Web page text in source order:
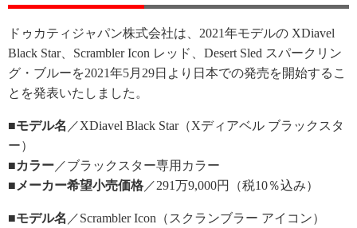
ドゥカティジャパン株式会社は、2021年モデルの XDiavel
Black Star、Scrambler Icon レッド、Desert Sled スパークリン
グ・ブルーを2021年5月29日より日本での発売を開始するこ
とを発表いたしました。
■モデル名 ／XDiavel Black Star（Xディアベル ブラックスタ
ー）
■カラー／ブラックスター専用カラー
■メーカー希望小売価格／291万9,000円（税10％込み）
■モデル名 ／Scrambler Icon（スクランブラー アイコン）